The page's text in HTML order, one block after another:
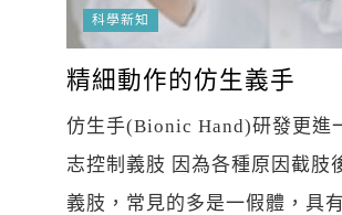
科學新知
精細動作的仿生義手
仿生手(Bionic Hand)研發更進
志控制義肢 因為各種原因截肢
義肢，常見的多是一假體，具